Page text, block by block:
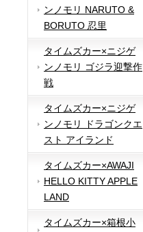
ンノモリ NARUTO &
BORUTO 忍里
タイムズカー×ニジゲ
ンノモリ ゴジラ迎撃作
戦
タイムズカー×ニジゲ
ンノモリ ドラゴンクエ
スト アイランド
タイムズカー×AWAJI
HELLO KITTY APPLE
LAND
タイムズカー×箱根小